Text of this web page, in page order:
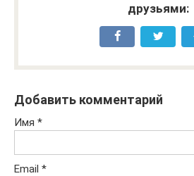
друзьями:
Добавить комментарий
Имя *
Email *